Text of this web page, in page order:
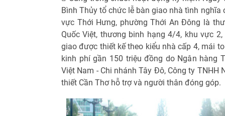
Bình Thủy tổ chức lễ bàn giao nhà tình nghĩa
vực Thới Hưng, phường Thới An Đông là
Quốc Việt, thương binh hạng 4/4, khu vực
giao được thiết kế theo kiểu nhà cấp 4, mái
kinh phí gần 150 triệu đồng do Ngân hàng
Việt Nam - Chi nhánh Tây Đô, Công ty TNHH
thiết Cần Thơ hỗ trợ và người thân đóng góp.